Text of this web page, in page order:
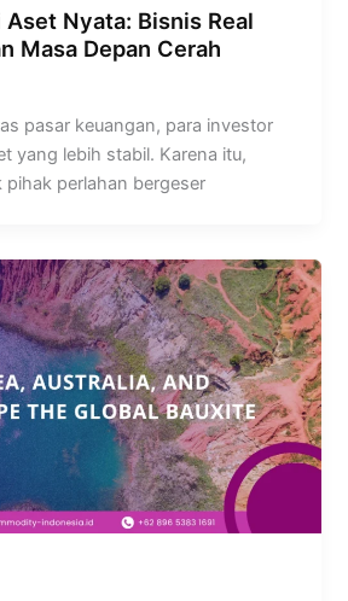
Aset Nyata: Bisnis Real
Masa Depan Cerah
pasar keuangan, para investor
yang lebih stabil. Karena itu,
pihak perlahan bergeser